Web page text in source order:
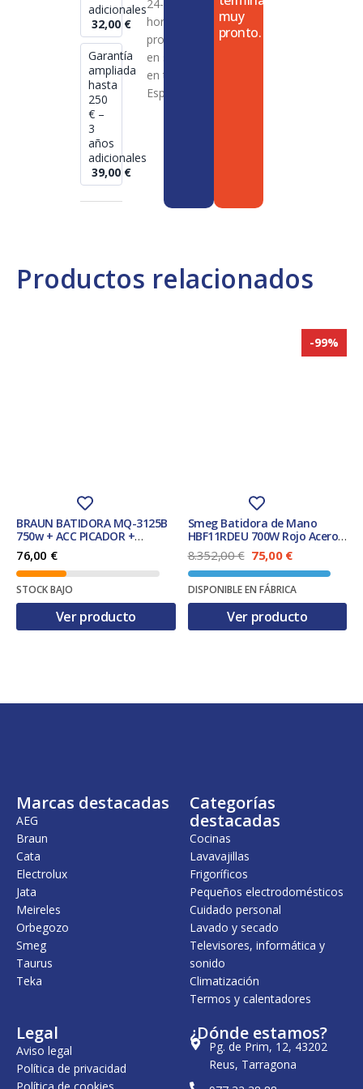
Productos relacionados
BRAUN BATIDORA MQ-3125B
750w + ACC PICADOR +
AMASADOR
76,00 €
STOCK BAJO
Ver producto
-99%
Smeg Batidora de Mano
HBF11RDEU 700W Rojo Acero
Inoxidable Accesorios
Lavables
8.352,00€ E
l
p
r
c
g
a
:
8
2
,
0
0
€
75,00 €E
l
p
r
e
c
u
DISPONIBLE EN FÁBRICA
Ver producto
adicionales
32,00 €
Garantía
ampliada
hasta
250
€ –
3
años
adicionales
39,00 €
24-72
horas en
productos
en stock
en toda
España
muy
pronto.
Marcas destacadas
AEG
Braun
Cata
Electrolux
Jata
Meireles
Orbegozo
Smeg
Taurus
Teka
Categorías
destacadas
Cocinas
Lavavajillas
Frigoríficos
Pequeños electrodomésticos
Cuidado personal
Lavado y secado
Televisores, informática y
sonido
Climatización
Termos y calentadores
Legal
Aviso legal
Política de privacidad
¿Dónde estamos?
Pg. de Prim, 12, 43202
Reus, Tarragona